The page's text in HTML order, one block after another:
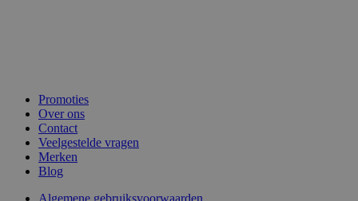
Promoties
Over ons
Contact
Veelgestelde vragen
Merken
Blog
Algemene gebruiksvoorwaarden